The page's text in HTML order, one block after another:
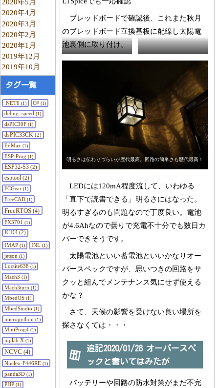
2020年5月
2020年4月
2020年3月
2020年2月
2020年1月
2019年12月
2019年10月
タグ一覧
.NET6(1) C# (1)
debug_speed(1)
dsPIC30F(1)
dsPIC33CK (2)
EdMax (1)
ESP-Prog (1)
ESP32-S3 (2)
esptool (2)
FCGear(1)
FreeCAD(1)
FreeRTOS (4)
FX3701 (1)
ICD4 (2)
IMAP(1) INL (1)
jetson (1)
Loctite638 (1)
Mach3 (1)
Mach3turn (1)
MbedOS(1)
MbedStudio (1)
micropython (1)
MiniProg4(1)
mplab X(1)
NCVC (4)
Nucleo-F446RE(1)
panda3D(1)
PHP(1)
ブレッドボードで確認後、これまた秋月
のブレッドボード互換基板に配線し太陽電
池裏側に取り付け。
明るさは伝わりづらいが歴代最高。回路の簡単さも歴代最高！
LEDには120mA程度流して、いわゆる
「直下で読書できる」明るさにはなった。
明るすぎるのも問題なので丁度良い。電池
が4.6Ahなので曇りで充電不十分でも数日カ
バーできそうです。
太陽電池といい蓄電池といいかなりオー
バースペックですが、思いつきの回路をサ
クッと組んでメンテナンス気にせず使える
かな？
さて、天候の影響を受けない良い場所を
探さなくては・・・
追記2020/01/28 オーバースペ
ックと書いてはみたが
バッテリーや回路の防水対策がまだ不完